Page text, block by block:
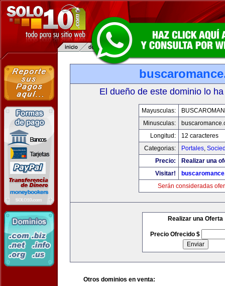
El dueño de este dominio lo
Mayusculas:
Minusculas:
Longitud:
12 caracteres
Categorias:
Portales,
Precio:
Realizar una
Visitar!
Serán consideradas
Realizar una Oferta
Precio Ofrecido $
Otros dominios en venta: